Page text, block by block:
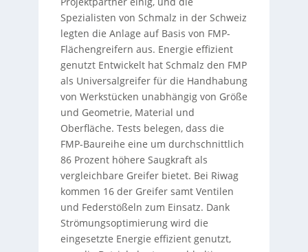
Spezialisten von Schmalz in der Schweiz
legten die Anlage auf Basis von FMP-
Flächengreifern aus. Energie effizient
genutzt Entwickelt hat Schmalz den FMP
als Universalgreifer für die Handhabung
von Werkstücken unabhängig von Größe
und Geometrie, Material und
Oberfläche. Tests belegen, dass die
FMP-Baureihe eine um durchschnittlich
86 Prozent höhere Saugkraft als
vergleichbare Greifer bietet. Bei Riwag
kommen 16 der Greifer samt Ventilen
und Federstößeln zum Einsatz. Dank
Strömungsoptimierung wird die
eingesetzte Energie effizient genutzt,